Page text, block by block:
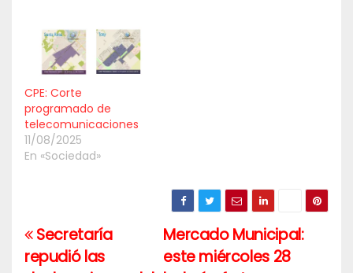
CPE: Corte
programado de
telecomunicaciones
11/08/2025
En «Sociedad»
Navegación
Mercado Municipal:
este miércoles 28
Secretaría
repudió las